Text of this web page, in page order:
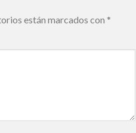
están marcados con *